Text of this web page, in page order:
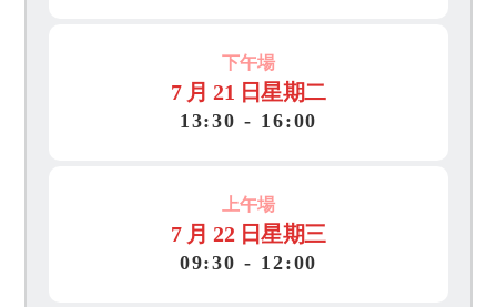
下午場
7 月 21 日星期二
13:30 - 16:00
上午場
7 月 22 日星期三
09:30 - 12:00